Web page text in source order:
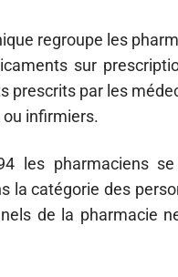
regroupe les
sur
prescrits par les
infirmiers.
les pharmaciens
la catégorie des
de la pharmacie